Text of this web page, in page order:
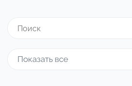
Показать все